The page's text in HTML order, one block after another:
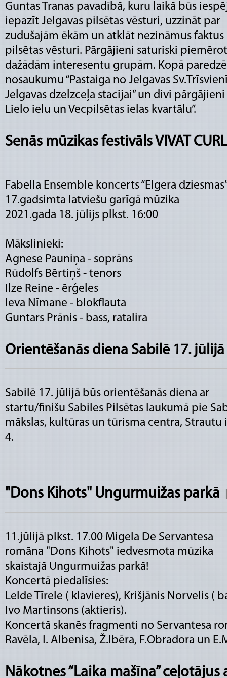
Guntas Tranas pavadībā, kuru laikā būs
iepazīt Jelgavas pilsētas vēsturi, uzzināt par
zudušajām ēkām un atklāt nezināmus faktus
pilsētas vēsturi. Pārgājieni saturiski
dažādām interesentu grupām. Kopā
nosaukumu “Pastaiga no Jelgavas
Jelgavas dzelzceļa stacijai” un divi pārgājieni
Lielo ielu un Vecpilsētas ielas kvartālu”.
Senās mūzikas festivāls VIVAT
Fabella Ensemble koncerts “Elgera
17.gadsimta latviešu garīgā mūzika
2021.gada 18. jūlijs plkst. 16:00
Mākslinieki:
Agnese Pauniņa - soprāns
Rūdolfs Bērtiņš - tenors
Ilze Reine - ērģeles
Ieva Nīmane - blokflauta
Guntars Prānis - bass, ratalira
Orientēšanās diena Sabilē 17. jūlijā
Sabilē 17. jūlijā būs orientēšanās diena ar
startu/finišu Sabiles Pilsētas laukumā pie
mākslas, kultūras un tūrisma centra, Strautu
4.
"Dons Kihots" Ungurmuižas parkā
11.jūlijā plkst. 17.00 Migela De Servantesa
romāna "Dons Kihots" iedvesmota mūzika
skaistajā Ungurmuižas parkā!
Koncertā piedalīsies:
Lelde Tīrele ( klavieres), Krišjānis Norvelis (
Ivo Martinsons (aktieris).
Koncertā skanēs fragmenti no Servantesa
Ravēla, I. Albenisa, Ž.Ibēra, F.Obradora un
Nākotnes “Laika mašīna” ceļotājus